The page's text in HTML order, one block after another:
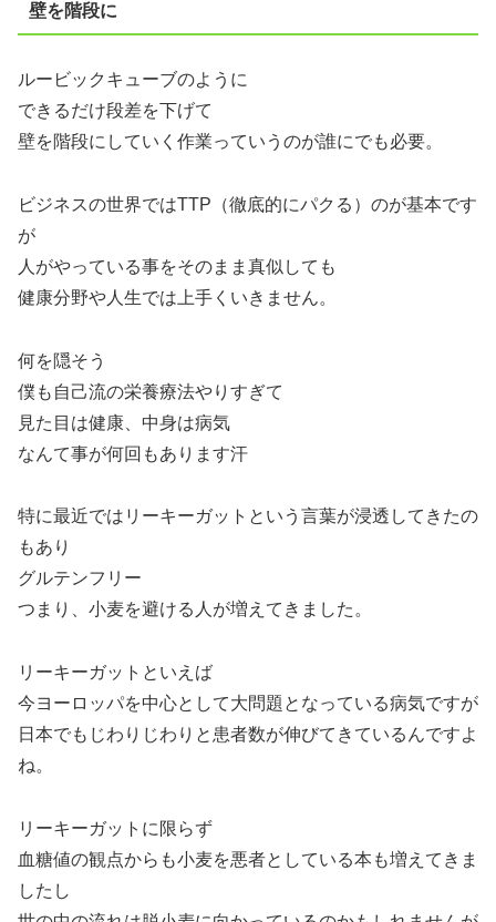
壁を階段に
ルービックキューブのように
できるだけ段差を下げて
壁を階段にしていく作業っていうのが誰にでも必要。
ビジネスの世界ではTTP（徹底的にパクる）のが基本です
が
人がやっている事をそのまま真似しても
健康分野や人生では上手くいきません。
何を隠そう
僕も自己流の栄養療法やりすぎて
見た目は健康、中身は病気
なんて事が何回もあります汗
特に最近ではリーキーガットという言葉が浸透してきたの
もあり
グルテンフリー
つまり、小麦を避ける人が増えてきました。
リーキーガットといえば
今ヨーロッパを中心として大問題となっている病気ですが
日本でもじわりじわりと患者数が伸びてきているんですよ
ね。
リーキーガットに限らず
血糖値の観点からも小麦を悪者としている本も増えてきま
したし